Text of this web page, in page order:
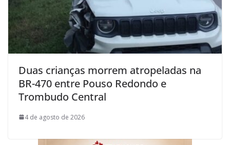
Duas crianças morrem atropeladas na
BR-470 entre Pouso Redondo e
Trombudo Central
4 de agosto de 2026